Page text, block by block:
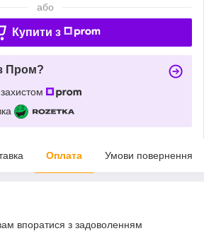
або
Купити з
Пром?
Оплата Умови повернення
впоратися з задоволенням